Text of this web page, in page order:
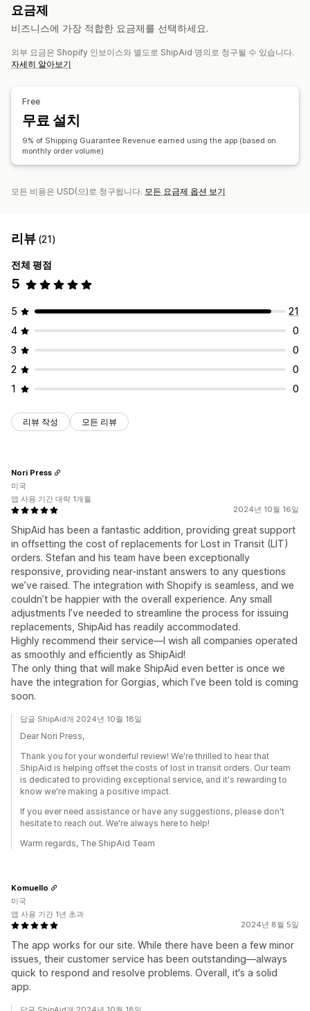
사용자 지정 HTML
사용자 지정 규칙
제안 및 권장 사항
분석
A/B 테스트 클릭률 전환율 추천 실적 최적화 제안 퍼널 추적
동적 가격
카트 페이지 결제 사용자 지정 위젯 즉석 견적 보장 범위 확인
청구 관리
자동 취급
청구 포털
청구 대시보드
추적 이메일 알림
요금제
비즈니스에 가장 적합한 요금제를 선택하세요.
외부 요금은 Shopify 인보이스와 별도로 ShipAid 명의로 청구될 수 있습니다.
자세히 알아보기
Free
무료 설치
9% of Shipping Guarantee Revenue earned using the app (based on
monthly order volume)
모든 비용은 USD(으)로 청구됩니다. 모든 요금제 옵션 보기
리뷰 (21)
전체 평점
5
5
21
4
0
3
0
2
0
1
0
리뷰 작성 모든 리뷰
2024년 10월 16일
ShipAid has been a fantastic addition, providing great support
in offsetting the cost of replacements for Lost in Transit (LIT)
orders. Stefan and his team have been exceptionally
responsive, providing near-instant answers to any questions
we’ve raised. The integration with Shopify is seamless, and we
couldn’t be happier with the overall experience. Any small
adjustments I’ve needed to streamline the process for issuing
replacements, ShipAid has readily accommodated.
Highly recommend their service—I wish all companies operated
as smoothly and efficiently as ShipAid!
The only thing that will make ShipAid even better is once we
have the integration for Gorgias, which I’ve been told is coming
soon.
Nori Press
미국
앱 사용 기간 대략 1개월
답글 ShipAid개 2024년 10월 18일
Dear Nori Press,
Thank you for your wonderful review! We're thrilled to hear that
ShipAid is helping offset the costs of lost in transit orders. Our team
is dedicated to providing exceptional service, and it's rewarding to
know we're making a positive impact.
If you ever need assistance or have any suggestions, please don't
hesitate to reach out. We're always here to help!
Warm regards, The ShipAid Team
2024년 8월 5일
The app works for our site. While there have been a few minor
issues, their customer service has been outstanding—always
quick to respond and resolve problems. Overall, it's a solid
app.
Komuello
미국
앱 사용 기간 1년 초과